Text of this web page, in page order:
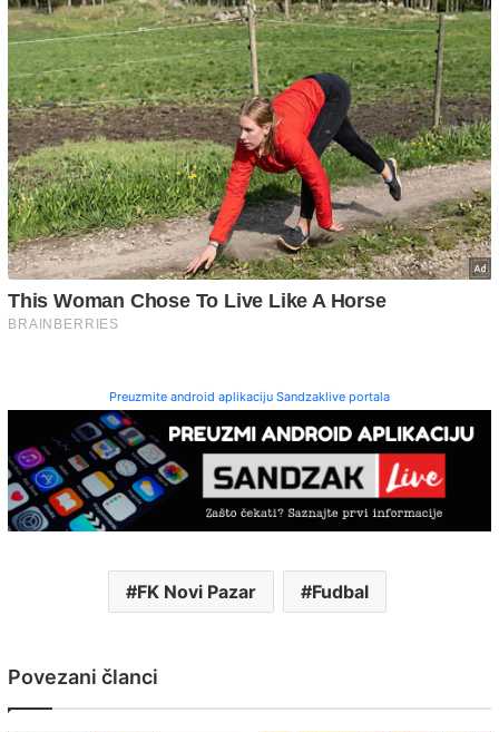
Preuzmite android aplikaciju Sandzaklive portala
FK Novi Pazar Fudbal
Povezani članci